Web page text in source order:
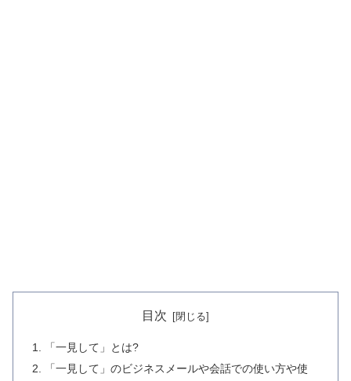
目次
「一見して」とは?
「一見して」のビジネスメールや会話での使い方や使